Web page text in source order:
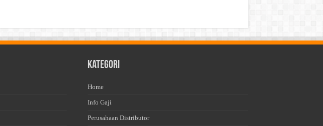
Kategori
Home
Info Gaji
Perusahaan Distributor